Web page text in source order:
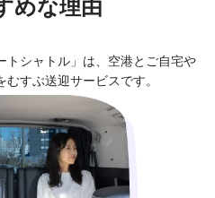
トシャトル」は、空港とご自宅や
すぶ送迎サービスです。